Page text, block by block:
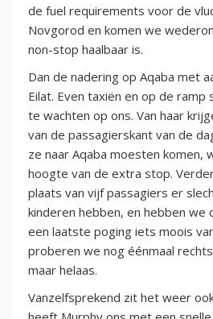
de fuel requirements voor de
Novgorod en komen we
non-stop haalbaar is.
Dan de nadering op Aqaba met
Eilat. Even taxiën en op de ramp
te wachten op ons. Van haar
van de passagierskant van de
ze naar Aqaba moesten komen,
hoogte van de extra stop.
plaats van vijf passagiers er
kinderen hebben, en hebben we
een laatste poging iets moois
proberen we nog éénmaal
maar helaas.
Vanzelfsprekend zit het weer